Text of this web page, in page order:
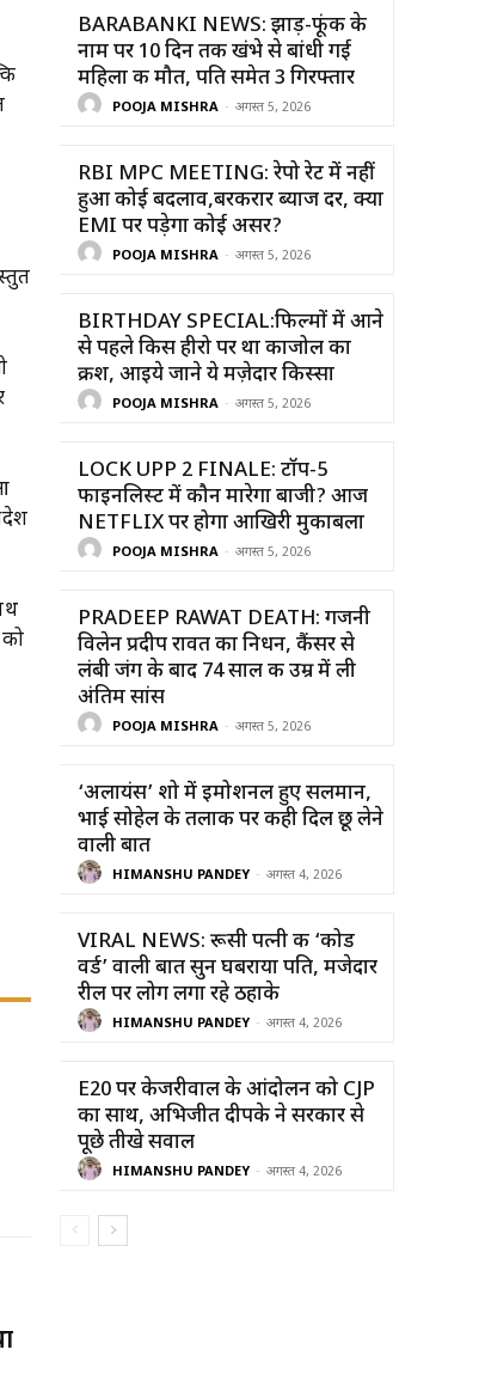
BARABANKI NEWS: झाड़-फूंक के
नाम पर 10 दिन तक खंभे से बांधी गई
महिला की मौत, पति समेत 3 गिरफ्तार
POOJA MISHRA - अगस्त 5, 2026
RBI MPC MEETING: रेपो रेट में नहीं
हुआ कोई बदलाव,बरकरार ब्याज दर, क्या
EMI पर पड़ेगा कोई असर?
POOJA MISHRA - अगस्त 5, 2026
BIRTHDAY SPECIAL:फिल्मों में आने
से पहले किस हीरो पर था काजोल का
क्रश, आइये जाने ये मज़ेदार किस्सा
POOJA MISHRA - अगस्त 5, 2026
LOCK UPP 2 FINALE: टॉप-5
फाइनलिस्ट में कौन मारेगा बाजी? आज
NETFLIX पर होगा आखिरी मुकाबला
POOJA MISHRA - अगस्त 5, 2026
PRADEEP RAWAT DEATH: गजनी
विलेन प्रदीप रावत का निधन, कैंसर से
लंबी जंग के बाद 74 साल की उम्र में ली
अंतिम सांस
POOJA MISHRA - अगस्त 5, 2026
‘अलायंस’ शो में इमोशनल हुए सलमान,
भाई सोहेल के तलाक पर कही दिल छू लेने
वाली बात
HIMANSHU PANDEY - अगस्त 4, 2026
VIRAL NEWS: रूसी पत्नी की ‘कोड
वर्ड’ वाली बात सुन घबराया पति, मजेदार
रील पर लोग लगा रहे ठहाके
HIMANSHU PANDEY - अगस्त 4, 2026
E20 पर केजरीवाल के आंदोलन को CJP
का साथ, अभिजीत दीपके ने सरकार से
पूछे तीखे सवाल
HIMANSHU PANDEY - अगस्त 4, 2026